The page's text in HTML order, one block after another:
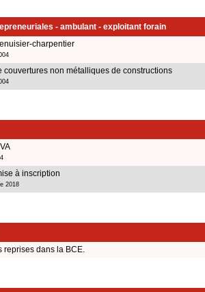
- ambulant - exploitant forain
charpentier
couvertures non métalliques de constructions
à inscription
2018
reprises dans la BCE.